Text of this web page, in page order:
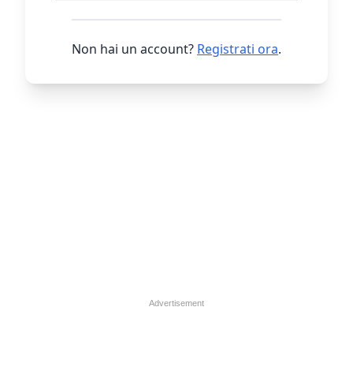
Non hai un account? Registrati ora.